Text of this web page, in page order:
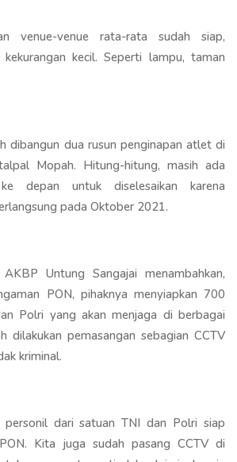
venue-venue rata-rata sudah siap,
kecil. Seperti lampu, taman
dibangun dua rusun penginapan atlet di
Mopah. Hitung-hitung, masih ada
depan untuk diselesaikan karena
pada Oktober 2021.
Untung Sangajai menambahkan,
PON, pihaknya menyiapkan 700
Polri yang akan menjaga di berbagai
dilakukan pemasangan sebagian CCTV
kriminal.
dari satuan TNI dan Polri siap
Kita juga sudah pasang CCTV di